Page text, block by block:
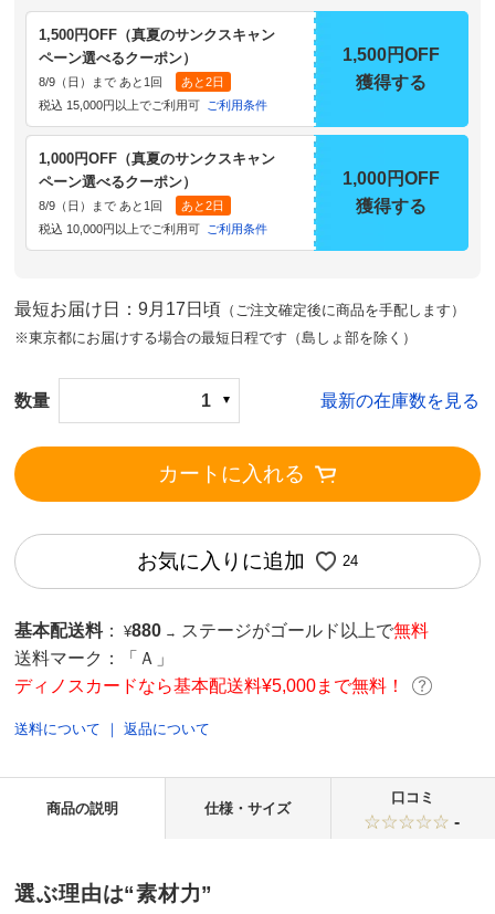
1,500円OFF（真夏のサンクスキャン
ペーン選べるクーポン）
8/9（日）まで あと1回
あと2日
税込 15,000円以上でご利用可
ご利用条件
1,500円OFF
獲得する
1,000円OFF（真夏のサンクスキャン
ペーン選べるクーポン）
8/9（日）まで あと1回
あと2日
税込 10,000円以上でご利用可
ご利用条件
1,000円OFF
獲得する
最短お届け日：9月17日頃 （ご注文確定後に商品を手配します）
※東京都にお届けする場合の最短日程です（島しょ部を除く）
数量 1 最新の在庫数を見る
カートに入れる
お気に入りに追加 24
基本配送料 ： ¥880 → ステージがゴールド以上で無料
送料マーク：
「Ａ」
ディノスカードなら基本配送料¥5,000まで無料！
送料について ｜返品について
商品の説明 仕様・サイズ
口コミ
-
選ぶ理由は“素材力”